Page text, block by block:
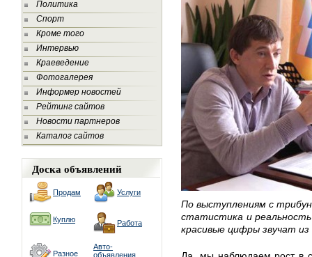
Политика
Спорт
Кроме того
Интервью
Краеведение
Фотогалерея
Информер новостей
Рейтинг сайтов
Новости партнеров
Каталог сайтов
Доска объявлений
Продам Услуги
Куплю Работа
Разное
Авто-
объявления
По выступлениям с
статистика и
красивые цифры звучат из